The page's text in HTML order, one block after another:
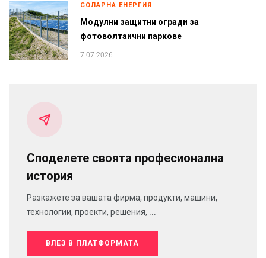
СОЛАРНА ЕНЕРГИЯ
Модулни защитни огради за
фотоволтаични паркове
7.07.2026
Споделете своята професионална
история
Разкажете за вашата фирма, продукти, машини,
технологии, проекти, решения, ...
ВЛЕЗ В ПЛАТФОРМАТА